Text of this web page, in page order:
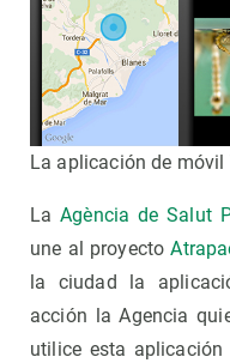
La aplicación de móvil
LaAgència de Salut
une al proyecto
la ciudad la
acción la Agencia
utilice esta